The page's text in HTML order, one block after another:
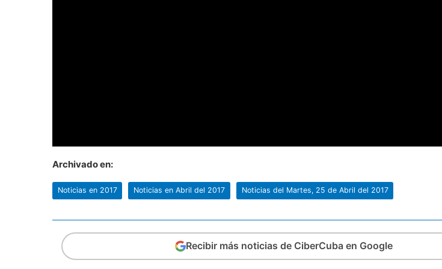
Archivado en:
Noticias en 2017 Noticias en Abril del 2017 Noticias del Martes, 25 de Abril del 2017
Recibir más noticias de CiberCuba en Google